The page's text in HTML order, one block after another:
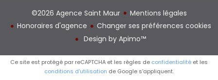
©2026 Agence Saint Maur
Mentions légales
Honoraires d'agence
Changer ses préférences cookies
Design by Apimo™
Ce site est protégé par reCAPTCHA et les règles de confidentialité et les
conditions d'utilisation de Google s'appliquent.